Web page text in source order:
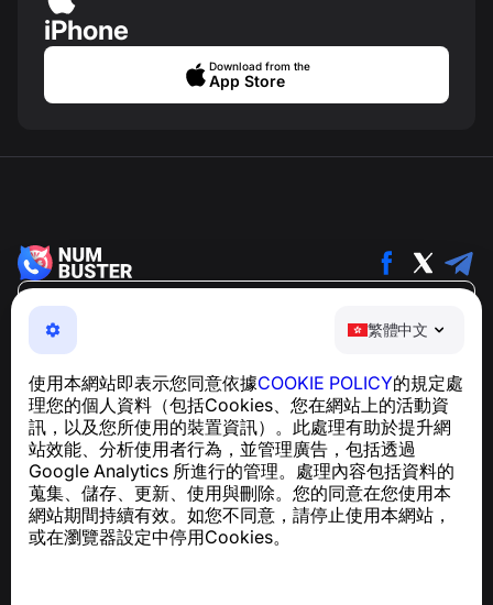
繁體中文
使用本網站即表示您同意依據COOKIE POLICY的規定處
理您的個人資料（包括Cookies、您在網站上的活動資
訊，以及您所使用的裝置資訊）。此處理有助於提升網
站效能、分析使用者行為，並管理廣告，包括透過
Google Analytics 所進行的管理。處理內容包括資料的
蒐集、儲存、更新、使用與刪除。您的同意在您使用本
網站期間持續有效。如您不同意，請停止使用本網站，
或在瀏覽器設定中停用Cookies。
iPhone
Download from the
App Store
NumBuster © 2013—2026 ·
support@numbuster.com
及騷擾內容
關於 GDPR 合規的諮詢：support@numbuster.com
說明中心
新聞與文章
關於專案
聯絡方式